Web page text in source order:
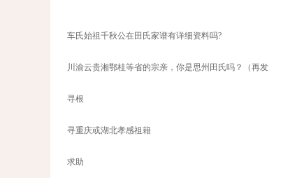
车氏始祖千秋公在田氏家谱有详细资料吗?
川渝云贵湘鄂桂等省的宗亲，你是思州田氏吗？（再发
寻根
寻重庆或湖北孝感祖籍
求助